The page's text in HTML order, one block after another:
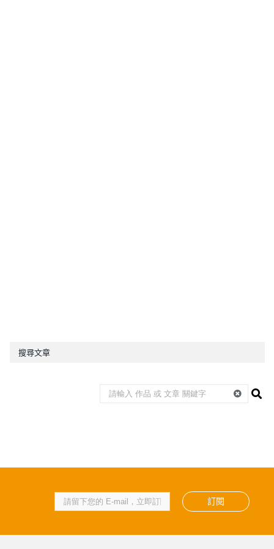
搜尋文章
訂閱